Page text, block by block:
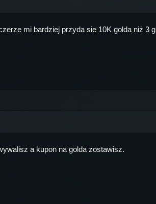
mi bardziej przyda sie 10K golda niż 3
a kupon na golda zostawisz.